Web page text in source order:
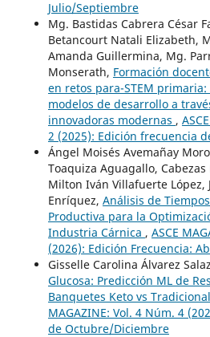
Julio/Septiembre
Mg. Bastidas Cabrera César
Betancourt Natali Elizabeth,
Amanda Guillermina, Mg.
Monserath, Formación
en retos para-STEM
modelos de desarrollo a
innovadoras modernas ,
2 (2025): Edición frecuencia
Ángel Moisés Avemañay
Toaquiza Aguagallo,
Milton Iván Villafuerte López,
Enríquez, Análisis de
Productiva para la
Industria Cárnica , ASCE
(2026): Edición Frecuencia:
Gisselle Carolina Álvarez
Glucosa: Predicción ML de
Banquetes Keto vs
MAGAZINE: Vol. 4 Núm. 4
de Octubre/Diciembre